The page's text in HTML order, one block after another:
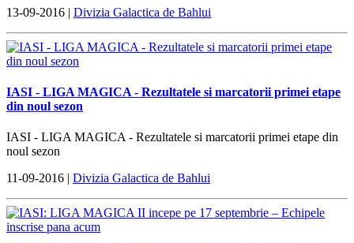
13-09-2016 | Divizia Galactica de Bahlui
IASI - LIGA MAGICA - Rezultatele si marcatorii primei etape
din noul sezon
IASI - LIGA MAGICA - Rezultatele si marcatorii primei etape din
noul sezon
11-09-2016 | Divizia Galactica de Bahlui